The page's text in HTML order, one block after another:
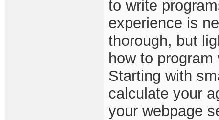
to write
experience is
thorough, but
how to
Starting with
calculate your
your webpage